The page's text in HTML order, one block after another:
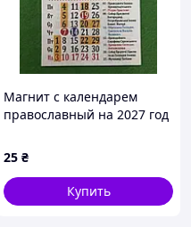
Магнит с календарем
православный на 2027 год
25 ₴
Купить